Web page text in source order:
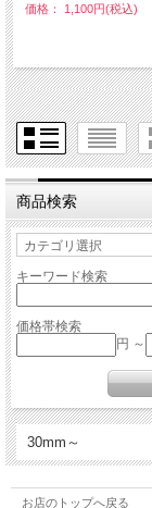
価格： 1,100円(税込)
商品検索
キーワード検索
価格帯検索
円 ～
30mm～
お店のトップへ戻る